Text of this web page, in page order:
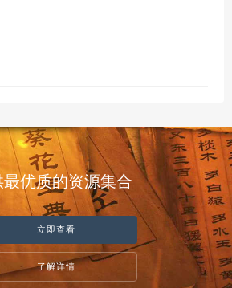
最优质的资源集合
立即查看
了解详情